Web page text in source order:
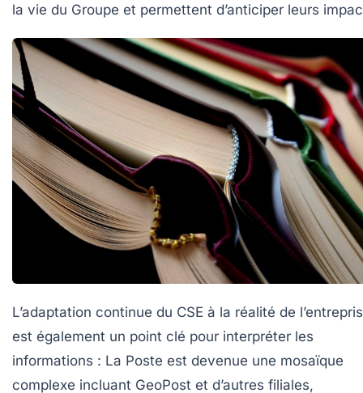
la vie du Groupe et permettent d’anticiper leurs
L’adaptation continue du CSE à la réalité de
est également un point clé pour interpréter les
informations : La Poste est devenue une mosaïque
complexe incluant GeoPost et d’autres filiales,